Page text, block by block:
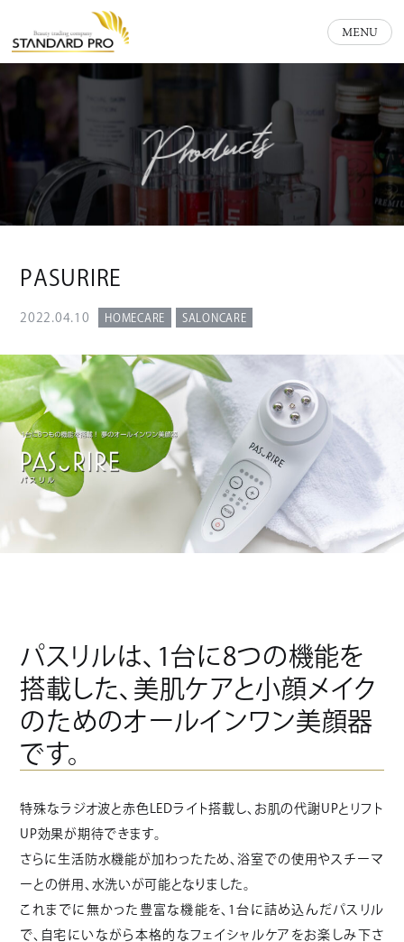
MENU
Products
PASURIRE
2022.04.10 HOMECARE SALONCARE
パスリルは、1台に8つの機能を
搭載した、美肌ケアと小顔メイク
のためのオールインワン美顔器
です。
特殊なラジオ波と赤色LEDライト搭載し、お肌の代謝UPとリフト
UP効果が期待できます。
さらに生活防水機能が加わったため、浴室での使用やスチーマ
ーとの併用、水洗いが可能となりました。
これまでに無かった豊富な機能を、1台に詰め込んだパスリル
で、自宅にいながら本格的なフェイシャルケアをお楽しみ下さ